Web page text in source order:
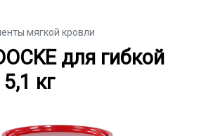
мягкой кровли
для гибкой
для гибкой
кг